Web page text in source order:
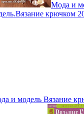
Мода и
крючком
и модель Вязание